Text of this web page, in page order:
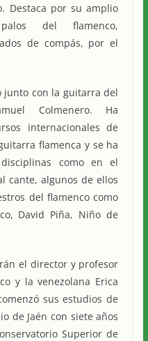
Destaca por su amplio
del flamenco,
de compás, por el
junto con la guitarra del
Colmenero. Ha
internacionales de
flamenca y se ha
como en el
cante, algunos de ellos
del flamenco como
David Piña, Niño de
el director y profesor
y la venezolana Erica
sus estudios de
de Jaén con siete años
Superior de